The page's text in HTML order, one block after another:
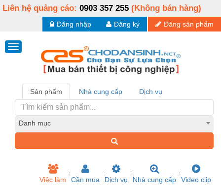
Liên hệ quảng cáo: 0903 357 255 (Không bán hàng)
Đăng sản phẩm
Đăng ký
Đăng nhập
Sản phẩm Nhà cung cấp Dịch vụ
Danh mục
Việc làm Cần mua Dịch vụ Nhà cung cấp Video clip